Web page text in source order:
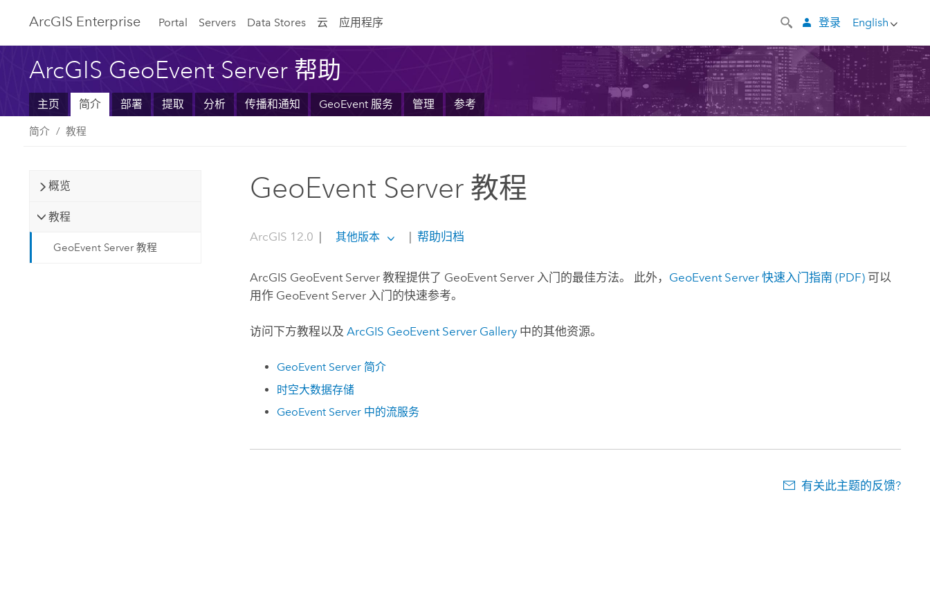
ArcGIS Enterprise Portal Servers Data Stores 云 应用程序 English
登录
ArcGIS GeoEvent Server 帮助
主页 简介 部署 提取 分析 传播和通知 GeoEvent 服务 管理 参考
简介 教程
概览
教程
GeoEvent Server 教程
GeoEvent Server 教程
ArcGIS 12.0 | 其他版本 | 帮助归档
ArcGIS GeoEvent Server 教程提供了 GeoEvent Server 入门的最佳方法。 此外， GeoEvent Server 快速入门指南 (PDF) 可以
用作 GeoEvent Server 入门的快速参考。
访问下方教程以及ArcGIS GeoEvent Server Gallery 中的其他资源。
GeoEvent Server简介
时空大数据存储
GeoEvent Server中的流服务
有关此主题的反馈?